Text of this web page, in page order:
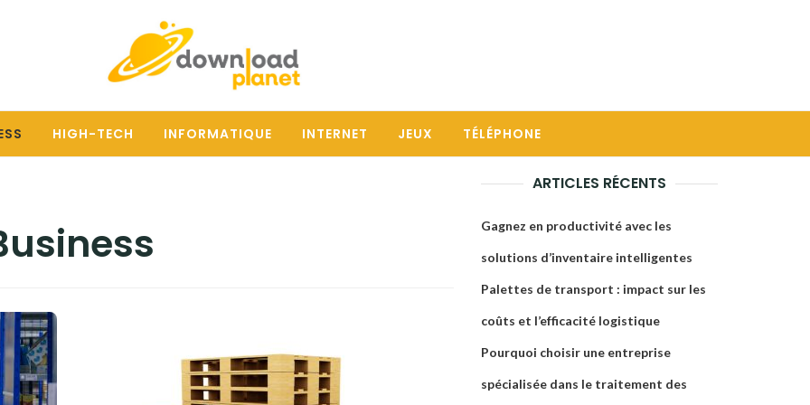
HIGH-TECH INFORMATIQUE INTERNET JEUX TÉLÉPHONE
ARTICLES RÉCENTS
Gagnez en productivité avec les
solutions d’inventaire intelligentes
Palettes de transport : impact sur les
coûts et l’efficacité logistique
Pourquoi choisir une entreprise
spécialisée dans le traitement des